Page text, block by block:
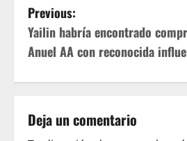
P
o
s
n
Previous:
Yailin habría encontrado
Anuel AA con reconocida
Deja un comentario